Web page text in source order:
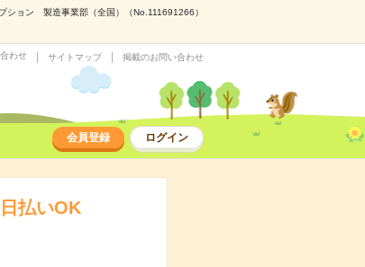
ション 製造事業部（全国）（No.111691266）
わせ サイトマップ 掲載のお問い合わせ
会員登録 ログイン
払いOK